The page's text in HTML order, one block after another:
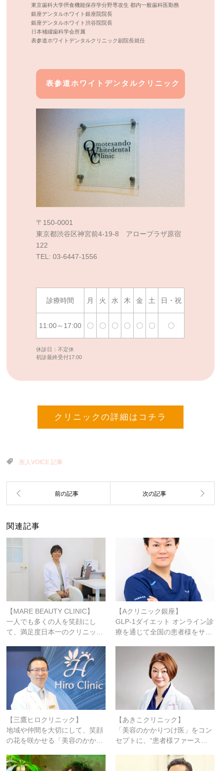
東京歯科大学摂食機能保存学分野専攻生 都内一般歯科医勤務
銀座デンタルホワイト銀座院院長
銀座デンタルホワイト渋谷院院長
日本補綴歯科学会所属
表参道ホワイトデンタルクリニック副院長就任
表参道ホワイトデンタルクリニック
〒150-0001
東京都渋谷区神宮前4-19-8 アロープラザ原宿
122
TEL: 03-6447-1556
診療時間 月 火 水 木 金 土 日・祝
11:00～17:00 〇 〇 〇 〇 〇 〇 〇
休診日：不定休
初診最終受付17:00
クリニックの詳細はコチラ
医人VOICE 記事
関連記事
【MARE BEAUTY CLINIC】
一人でも多くの人を笑顔にし
て、満足度日本一のクリニッ…
【Aクリニック銀座】
GLP-1ダイエット オンライン診
療を通じて全国の患者様をサ…
【三鷹ヒロクリニック】
地域や仲間を大切にして、笑顔
の花を咲かせる「美容のかか…
【あきこクリニック】
「美容のかかりつけ医」をコン
セプトに、“患者様ファース…